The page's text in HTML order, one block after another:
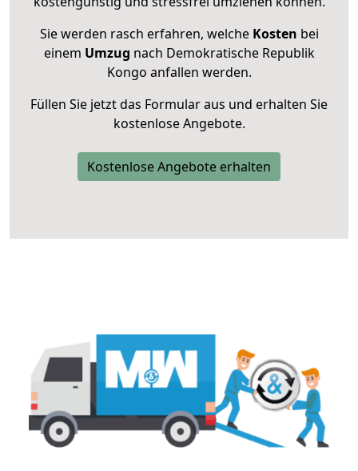
Sie werden rasch erfahren, welche Kosten bei
einem Umzug nach Demokratische Republik
Kongo anfallen werden.
Füllen Sie jetzt das Formular aus und erhalten Sie
kostenlose Angebote.
Kostenlose Angebote erhalten